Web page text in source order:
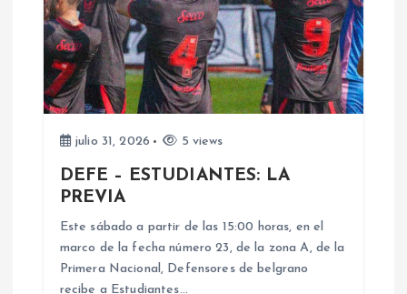
ó
n
d
julio 31, 2026 5 views
DEFE – ESTUDIANTES: LA
PREVIA
Este sábado a partir de las 15:00 horas, en el
marco de la fecha número 23, de la zona A, de la
Primera Nacional, Defensores de belgrano
recibe a Estudiantes…